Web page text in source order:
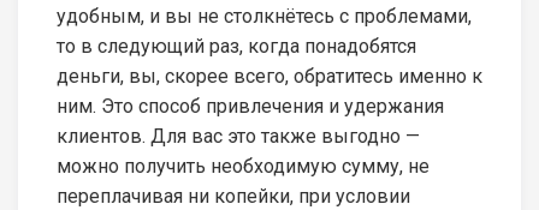
удобным, и вы не столкнётесь с проблемами,
то в следующий раз, когда понадобятся
деньги, вы, скорее всего, обратитесь именно к
ним. Это способ привлечения и удержания
клиентов. Для вас это также выгодно —
можно получить необходимую сумму, не
переплачивая ни копейки, при условии